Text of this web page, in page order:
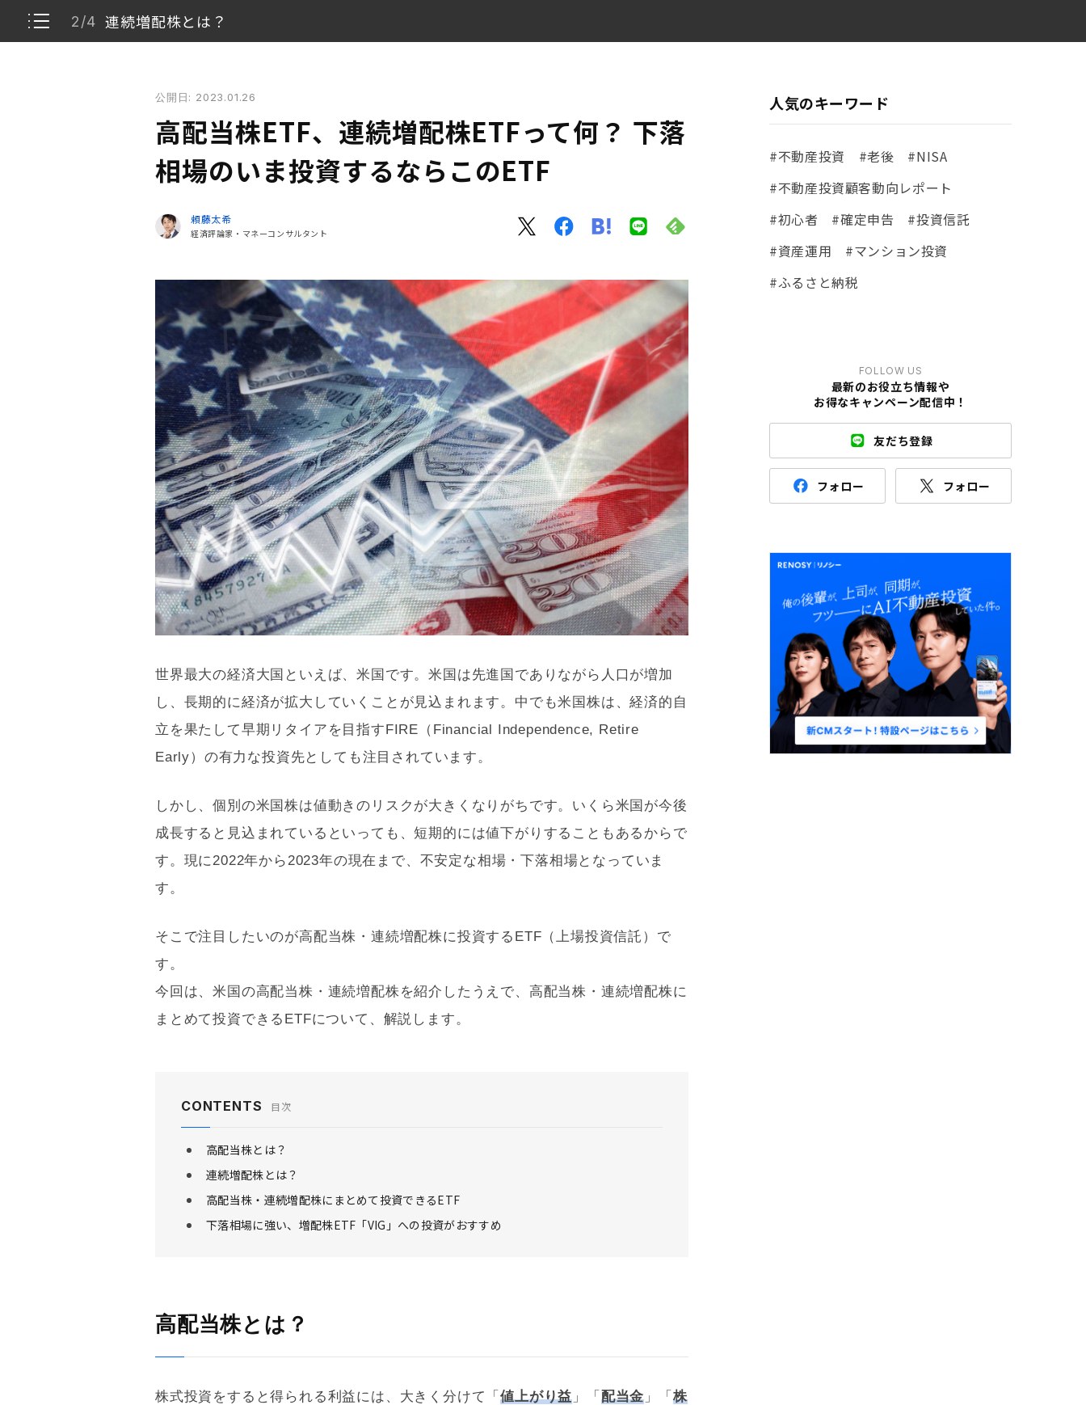
2/4 連続増配株とは？
連続増配株とは？
下落相場に強い、増配株ETF「VIG」への投資がおすすめ
公開日: 2023.01.26
高配当株ETF、連続増配株ETFって何？ 下落
相場のいま投資するならこのETF
頼藤太希
経済評論家・マネーコンサルタント
世界最大の経済大国といえば、米国です。米国は先進国でありながら人口が増加
し、長期的に経済が拡大していくことが見込まれます。中でも米国株は、経済的自
立を果たして早期リタイアを目指すFIRE（Financial Independence, Retire
Early）の有力な投資先としても注目されています。
しかし、個別の米国株は値動きのリスクが大きくなりがちです。いくら米国が今後
成長すると見込まれているといっても、短期的には値下がりすることもあるからで
す。現に2022年から2023年の現在まで、不安定な相場・下落相場となっていま
す。
そこで注目したいのが高配当株・連続増配株に投資するETF（上場投資信託）で
す。
今回は、米国の高配当株・連続増配株を紹介したうえで、高配当株・連続増配株に
まとめて投資できるETFについて、解説します。
CONTENTS 目次
高配当株とは？
連続増配株とは？
高配当株・連続増配株にまとめて投資できるETF
下落相場に強い、増配株ETF「VIG」への投資がおすすめ
高配当株とは？
株式投資をすると得られる利益には、大きく分けて「値上がり益 」「 配当金 」「 株
人気のキーワード
#不動産投資 #老後
#NISA
#不動産投資顧客動向レポート
#初心者
#確定申告
#投資信託
#資産運用
#マンション投資
#ふるさと納税
FOLLOW US
最新のお役立ち情報や
お得なキャンペーン配信中！
友だち登録
フォロー フォロー